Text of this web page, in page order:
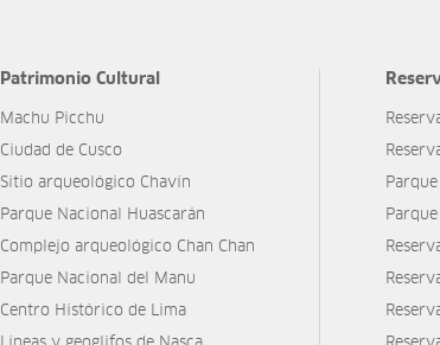
Patrimonio Cultural
Machu Picchu
Ciudad de Cusco
Sitio arqueológico Chavín
Parque Nacional Huascarán
Complejo arqueológico Chan Chan
Parque Nacional del Manu
Centro Histórico de Lima